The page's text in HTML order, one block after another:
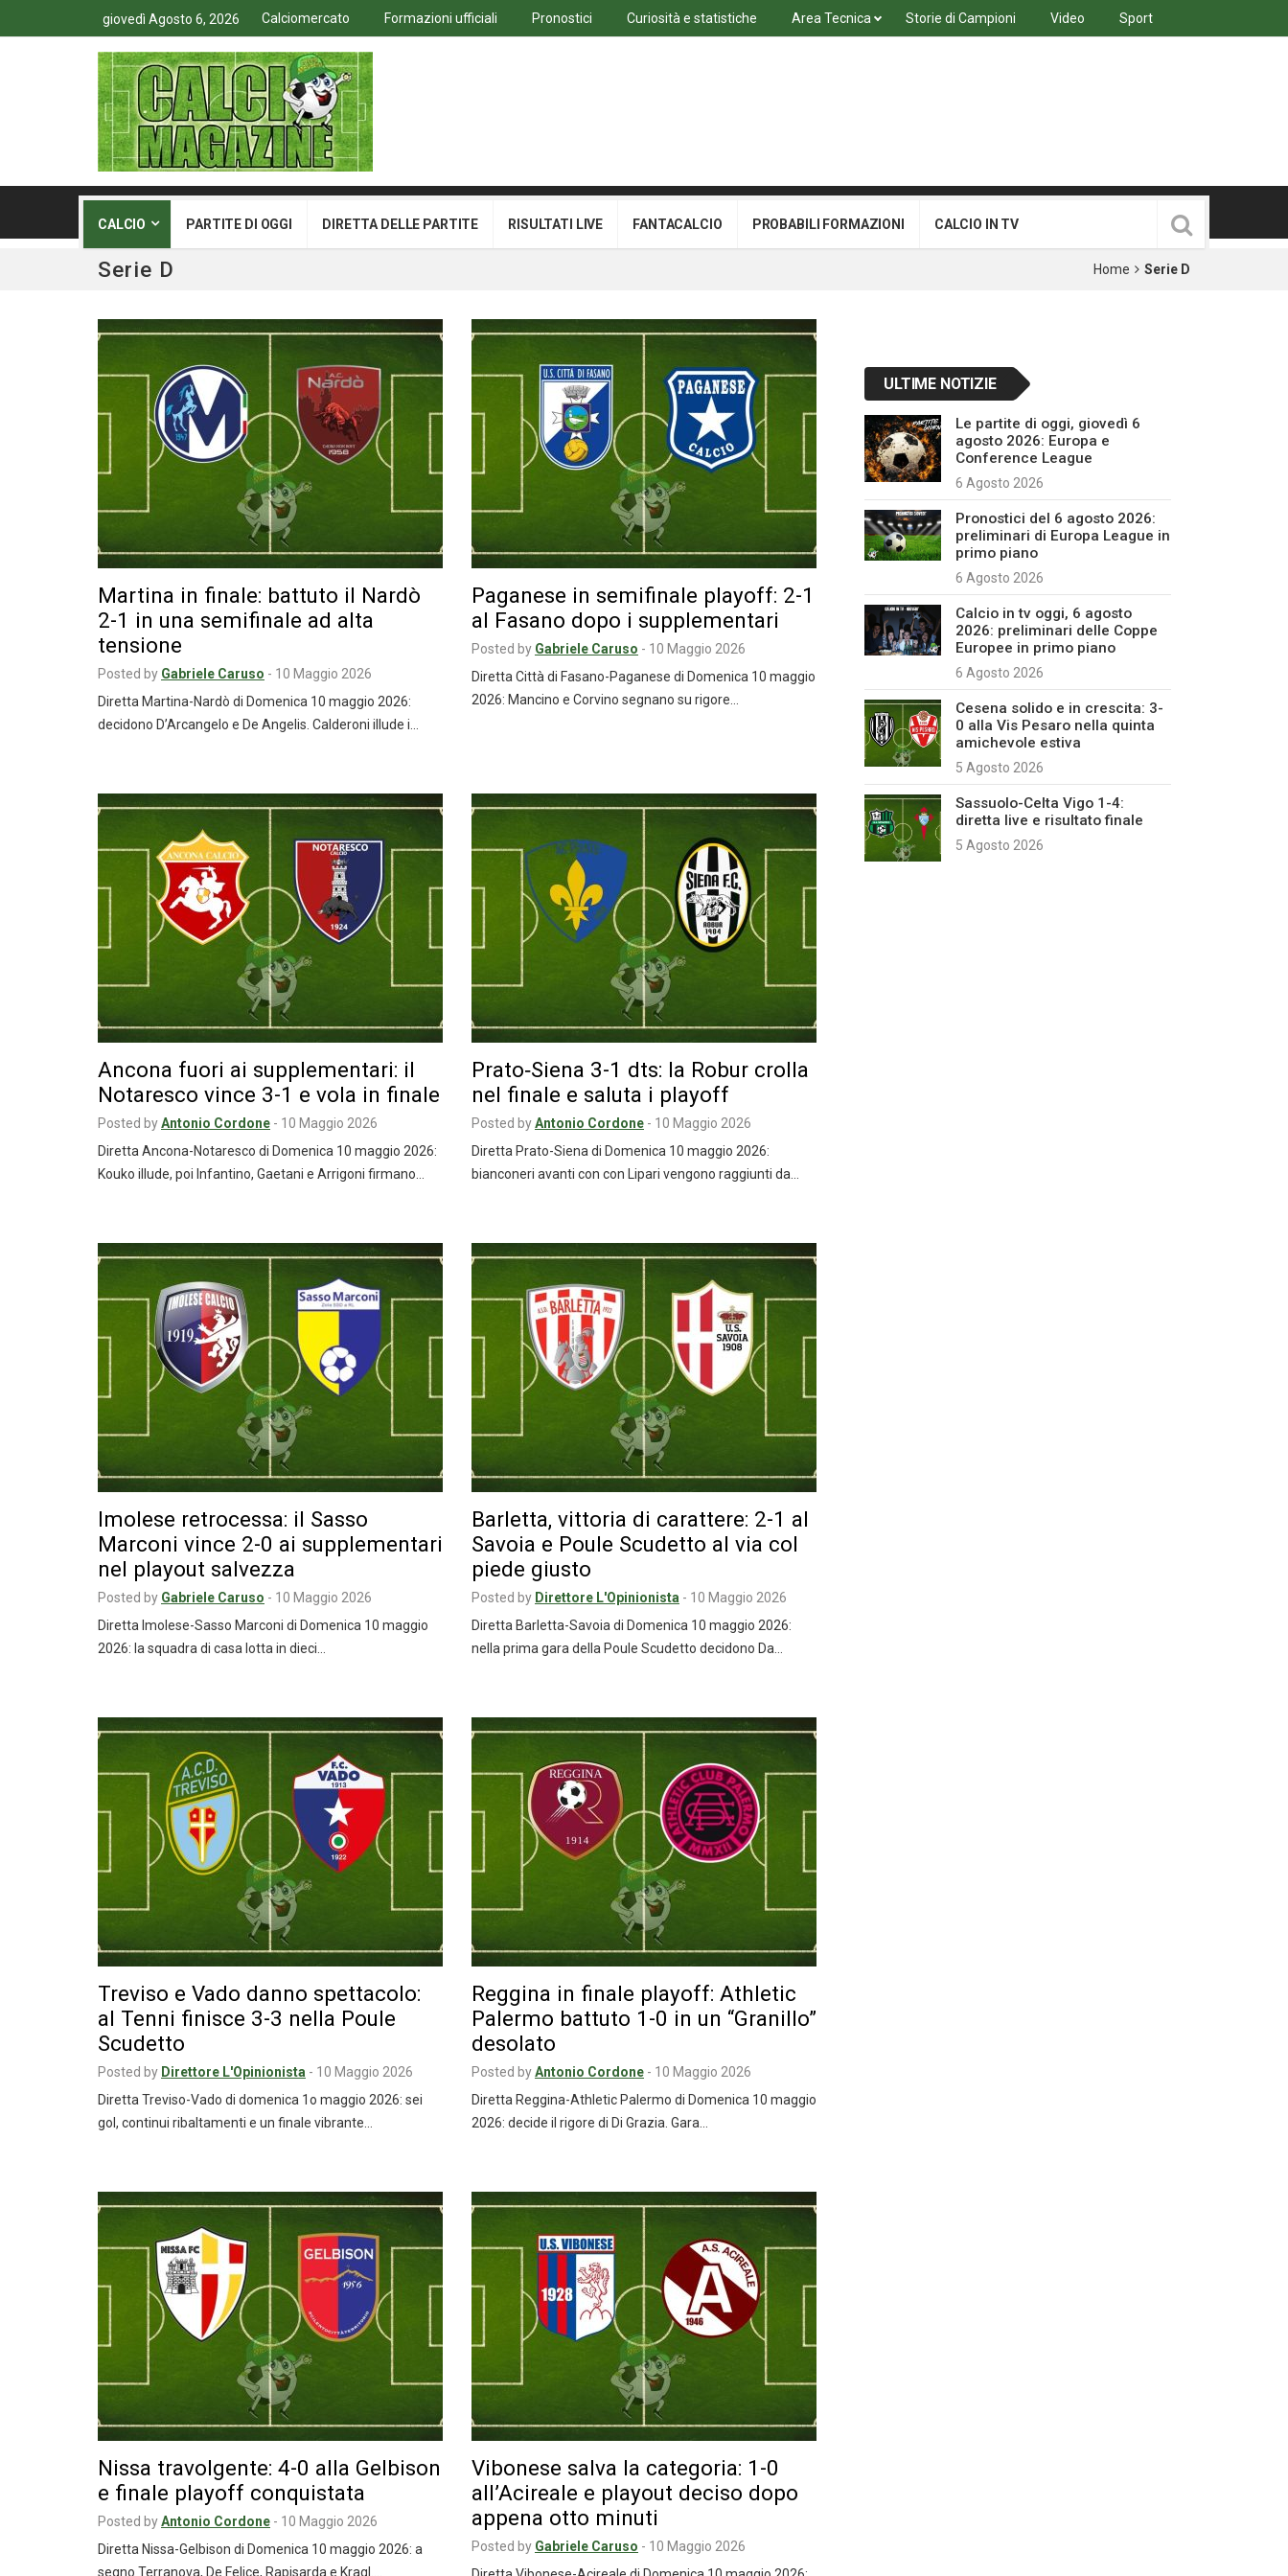
giovedì Agosto 6, 2026 Calciomercato Formazioni ufficiali Pronostici Curiosità e statistiche Area Tecnica Storie di Campioni Video Sport
CALCIO PARTITE DI OGGI DIRETTA DELLE PARTITE RISULTATI LIVE FANTACALCIO PROBABILI FORMAZIONI CALCIO IN TV
Serie D Home Serie D
Martina in finale: battuto il Nardò
2-1 in una semifinale ad alta
tensione
Posted by Gabriele Caruso - 10 Maggio 2026
Diretta Martina-Nardò di Domenica 10 maggio 2026:
decidono D’Arcangelo e De Angelis. Calderoni illude i…
Paganese in semifinale playoff: 2-1
al Fasano dopo i supplementari
Posted by Gabriele Caruso - 10 Maggio 2026
Diretta Città di Fasano-Paganese di Domenica 10 maggio
2026: Mancino e Corvino segnano su rigore…
Ancona fuori ai supplementari: il
Notaresco vince 3-1 e vola in finale
Posted byAntonio Cordone - 10 Maggio 2026
Diretta Ancona-Notaresco di Domenica 10 maggio 2026:
Kouko illude, poi Infantino, Gaetani e Arrigoni firmano…
Prato‑Siena 3-1 dts: la Robur crolla
nel finale e saluta i playoff
Posted byAntonio Cordone - 10 Maggio 2026
Diretta Prato-Siena di Domenica 10 maggio 2026:
bianconeri avanti con con Lipari vengono raggiunti da…
Imolese retrocessa: il Sasso
Marconi vince 2-0 ai supplementari
nel playout salvezza
Posted by Gabriele Caruso - 10 Maggio 2026
Diretta Imolese-Sasso Marconi di Domenica 10 maggio
2026: la squadra di casa lotta in dieci…
Barletta, vittoria di carattere: 2-1 al
Savoia e Poule Scudetto al via col
piede giusto
Posted by Direttore L'Opinionista - 10 Maggio 2026
Diretta Barletta-Savoia di Domenica 10 maggio 2026:
nella prima gara della Poule Scudetto decidono Da…
Treviso e Vado danno spettacolo:
al Tenni finisce 3-3 nella Poule
Scudetto
Posted by Direttore L'Opinionista - 10 Maggio 2026
Diretta Treviso-Vado di domenica 1o maggio 2026: sei
gol, continui ribaltamenti e un finale vibrante…
Reggina in finale playoff: Athletic
Palermo battuto 1-0 in un “Granillo”
desolato
Posted byAntonio Cordone - 10 Maggio 2026
Diretta Reggina-Athletic Palermo di Domenica 10 maggio
2026: decide il rigore di Di Grazia. Gara…
Nissa travolgente: 4-0 alla Gelbison
e finale playoff conquistata
Posted byAntonio Cordone - 10 Maggio 2026
Diretta Nissa-Gelbison di Domenica 10 maggio 2026: a
segno Terranova, De Felice, Rapisarda e Kragl.…
Vibonese salva la categoria: 1-0
all’Acireale e playout deciso dopo
appena otto minuti
Posted by Gabriele Caruso - 10 Maggio 2026
ULTIME NOTIZIE
Le partite di oggi, giovedì 6
agosto 2026: Europa e
Conference League
6 Agosto 2026
Pronostici del 6 agosto 2026:
preliminari di Europa League in
primo piano
6 Agosto 2026
Calcio in tv oggi, 6 agosto
2026: preliminari delle Coppe
Europee in primo piano
6 Agosto 2026
Cesena solido e in crescita: 3-
0 alla Vis Pesaro nella quinta
amichevole estiva
5 Agosto 2026
Sassuolo-Celta Vigo 1-4:
diretta live e risultato finale
5 Agosto 2026